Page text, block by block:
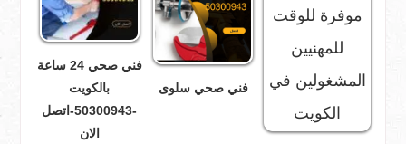
فني صحي سلوى
فني صحي 24 ساعة
بالكويت
-50300943-اتصل
الان